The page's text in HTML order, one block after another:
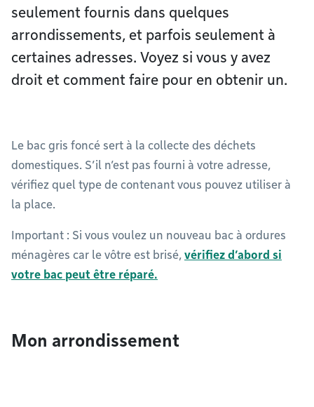
seulement fournis dans quelques
arrondissements, et parfois seulement à
certaines adresses. Voyez si vous y avez
droit et comment faire pour en obtenir un.
Le bac gris foncé sert à la collecte des déchets
domestiques. S’il n’est pas fourni à votre adresse,
vérifiez quel type de contenant vous pouvez utiliser à
la place.
Important : Si vous voulez un nouveau bac à ordures
ménagères car le vôtre est brisé, vérifiez d’abord si
votre bac peut être réparé.
Mon arrondissement